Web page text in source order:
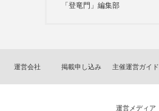
「登竜門」編集部
運営会社 掲載申し込み 主催運営ガイド
運営メディア